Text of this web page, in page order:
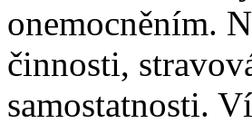
onemocněním.
činnosti,
samostatnosti.